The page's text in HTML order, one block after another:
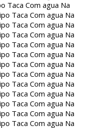
Taca Com agua Na
Taca Com agua Na
Taca Com agua Na
Taca Com agua Na
Taca Com agua Na
Taca Com agua Na
Taca Com agua Na
Taca Com agua Na
Taca Com agua Na
Taca Com agua Na
Taca Com agua Na
Taca Com agua Na
Taca Com agua Na